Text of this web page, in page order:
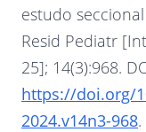
estudo
Resid Pediatr
25]; 14(3):968.
https://doi.org/
2024.v14n3-968